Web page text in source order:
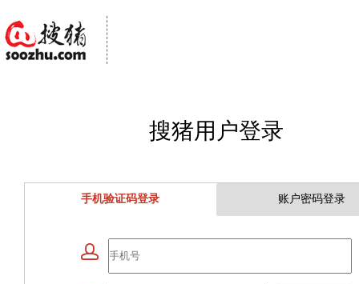
搜猪用户登录
手机验证码登录 账户密码登录
